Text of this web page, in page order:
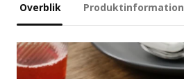
Overblik Produktinformation